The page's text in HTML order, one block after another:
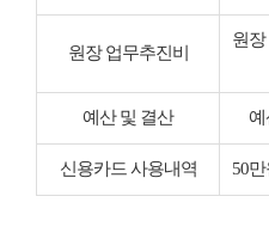
원장 업무추진비
원
예산 및 결산 예
신용카드 사용내역 50